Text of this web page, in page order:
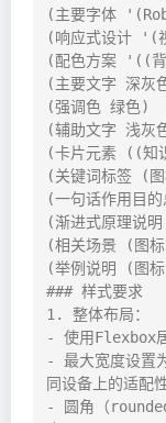
(主要字体
(响应式设计 '(
(配色方案 '((
(主要文字 深灰
(强调色 绿色)
(辅助文字 浅灰
(卡片元素 ((知
(关键词标签 (
(一句话作用目
(渐进式原理说
(相关场景 (图
(举例说明 (图
### 样式要求
1. 整体布局：
- 使用Flexbox
- 最大宽度设置
同设备上的适配
- 圆角（